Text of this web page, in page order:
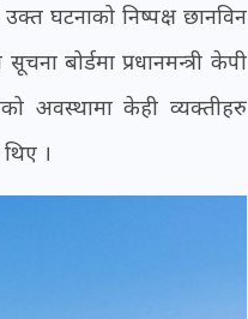
घटनाको निष्पक्ष छानविन
बोर्डमा प्रधानमन्त्री केपी
अवस्थामा केही व्यक्तीहरु
।